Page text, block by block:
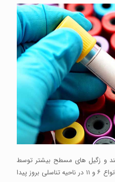
و زگیل های مسطح بیشتر توسط
شماره های ۳ و ۱۰ ایجاد می شوند. انواع ۶ و ۱۱ در ناحیه تناسلی بروز پیدا